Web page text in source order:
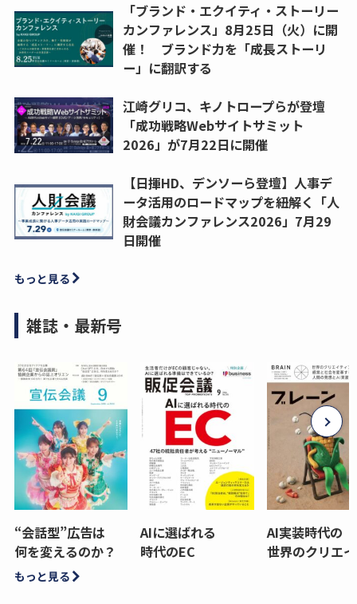
「ブランド・エクイティ・ストーリー
カンファレンス」8月25日（火）に開
催！ ブランド力を「成長ストーリ
ー」に翻訳する
江崎グリコ、キノトロープらが登壇
「成功戦略Webサイトサミット
2026」が7月22日に開催
【日揮HD、デンソーら登壇】人事デ
ータ活用のロードマップを紐解く「人
財会議カンファレンス2026」7月29
日開催
もっと見る
雑誌・最新号
“会話型”広告は
何を変えるのか？
AIに選ばれる
時代のEC
AI実装時代の
世界のクリエ
もっと見る